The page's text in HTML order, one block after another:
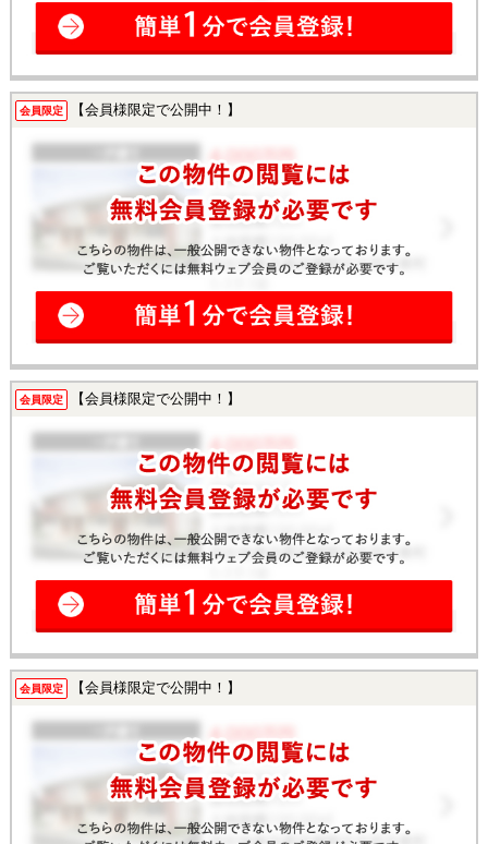
会員限定 【会員様限定で公開中！】
会員限定 【会員様限定で公開中！】
会員限定 【会員様限定で公開中！】